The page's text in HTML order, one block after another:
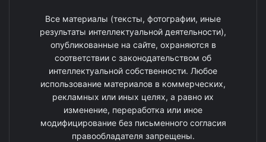
Все материалы (тексты, фотографии, иные
результаты интеллектуальной деятельности),
опубликованные на сайте, охраняются в
соответствии с законодательством об
интеллектуальной собственности. Любое
использование материалов в коммерческих,
рекламных или иных целях, а равно их
изменение, переработка или иное
модифицирование без письменного согласия
правообладателя запрещены.